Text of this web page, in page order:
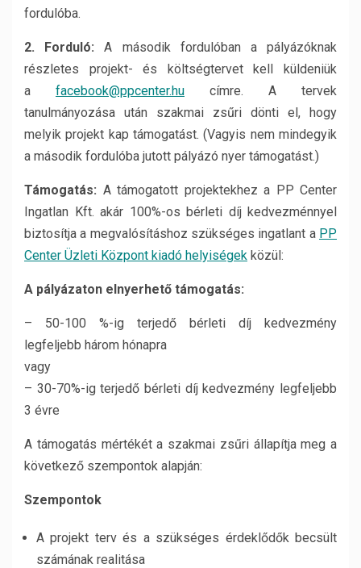
fordulóba.
2. Forduló: A második fordulóban a pályázóknak
részletes projekt- és költségtervet kell küldeniük
a facebook@ppcenter.hu címre. A tervek
tanulmányozása után szakmai zsűri dönti el, hogy
melyik projekt kap támogatást. (Vagyis nem mindegyik
a második fordulóba jutott pályázó nyer támogatást.)
Támogatás: A támogatott projektekhez a PP Center
Ingatlan Kft. akár 100%-os bérleti díj kedvezménnyel
biztosítja a megvalósításhoz szükséges ingatlant a PP
Center Üzleti Központ kiadó helyiségek közül:
A pályázaton elnyerhető támogatás:
– 50-100 %-ig terjedő bérleti díj kedvezmény
legfeljebb három hónapra
vagy
– 30-70%-ig terjedő bérleti díj kedvezmény legfeljebb
3 évre
A támogatás mértékét a szakmai zsűri állapítja meg a
következő szempontok alapján:
Szempontok
A projekt terv és a szükséges érdeklődők becsült
számának realitása